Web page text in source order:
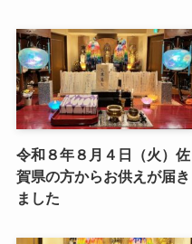
令和８年８月４日（火）佐
賀県の方からお供えが届き
ました